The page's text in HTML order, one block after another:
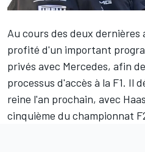
Au cours des deux dernières
profité d'un important
privés avec Mercedes, afin
processus d'accès à la F1. Il
reine l'an prochain, avec Haas
cinquième du championnat